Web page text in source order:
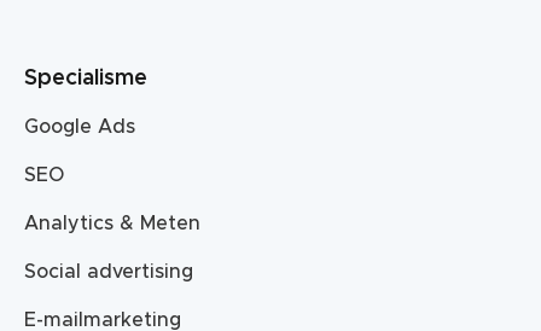
Specialisme
Google Ads
SEO
Analytics & Meten
Social advertising
E-mailmarketing